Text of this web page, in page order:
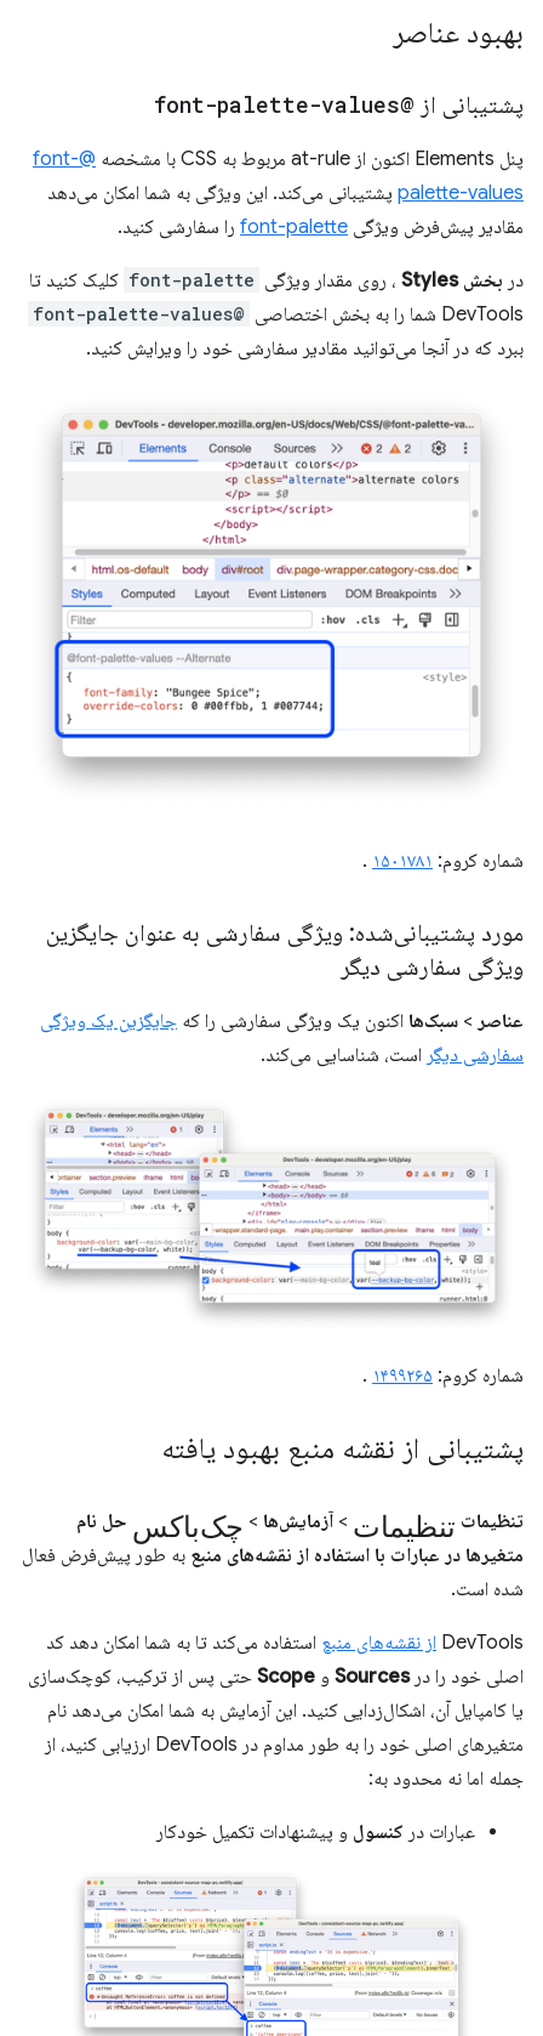
بهبود عناصر
پشتیبانی از @font-palette-values
پنل Elements اکنون از at-rule مربوط به CSS با مشخصه
@font-
palette-values ​​پشتیبانی می‌کند. این ویژگی به شما امکان می‌دهد
مقادیر پیش‌فرض ویژگی font-palette را سفارشی کنید.
در بخش Styles ، روی مقدار ویژگی font-palette کلیک کنید تا
DevTools شما را به بخش اختصاصی
@font-palette-values
ببرد که در آنجا می‌توانید مقادیر سفارشی خود را ویرایش کنید.
شماره کروم: ۱۵۰۱۷۸۱ .
مورد پشتیبانی‌شده: ویژگی سفارشی به عنوان جایگزین
ویژگی سفارشی دیگر
عناصر > سبک‌ها اکنون یک ویژگی سفارشی را که جایگزین یک ویژگی
سفارشی دیگر است، شناسایی می‌کند.
شماره کروم: ۱۴۹۹۲۶۵ .
پشتیبانی از نقشه منبع بهبود یافته
تنظیمات تنظیمات > آزمایش‌ها > چک‌باکس حل نام
متغیرها در عبارات با استفاده از نقشه‌های منبع به طور پیش‌فرض فعال
شده است.
DevTools از نقشه‌های منبع استفاده می‌کند تا به شما امکان دهد کد
اصلی خود را درSources و Scope حتی پس از ترکیب، کوچک‌سازی
یا کامپایل آن، اشکال‌زدایی کنید. این آزمایش به شما امکان می‌دهد نام
متغیرهای اصلی خود را به طور مداوم در DevTools ارزیابی کنید، از
جمله اما نه محدود به:
عبارات در کنسول و پیشنهادات تکمیل خودکار